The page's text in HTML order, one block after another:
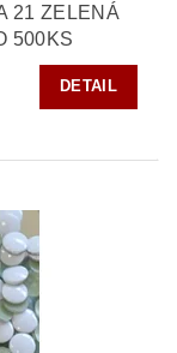
21 ZELENÁ
500KS
DETAIL